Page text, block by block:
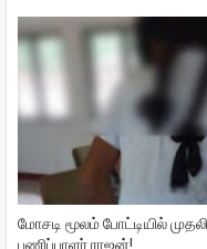
மோசடி மூலம் போட்டியில்
பணிப்பாளர் ராஜன்!